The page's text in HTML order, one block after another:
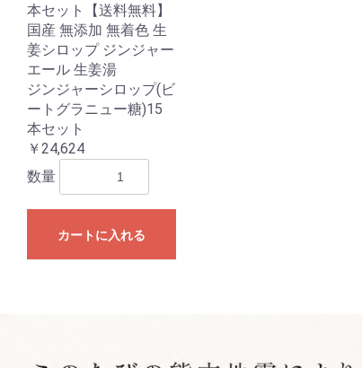
本セット【送料無料】
国産 無添加 無着色 生
姜シロップ ジンジャー
エール 生姜湯
ジンジャーシロップ(ビ
ートグラニュー糖)15
本セット
￥24,624
数量
カートに入れる